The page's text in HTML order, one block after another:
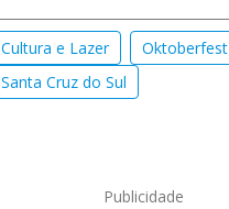
Cultura e Lazer Oktoberfest
Santa Cruz do Sul
Publicidade